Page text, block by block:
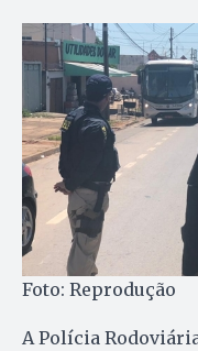
Foto: Reprodução
A Polícia